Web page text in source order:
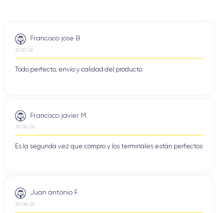
Francisco jose B.
21/07/26
Todo perfecto, envío y calidad del producto.
Francisco javier M.
29/06/26
Es la segunda vez que compro y los terminales están perfectos
Juan antonio F.
29/06/26